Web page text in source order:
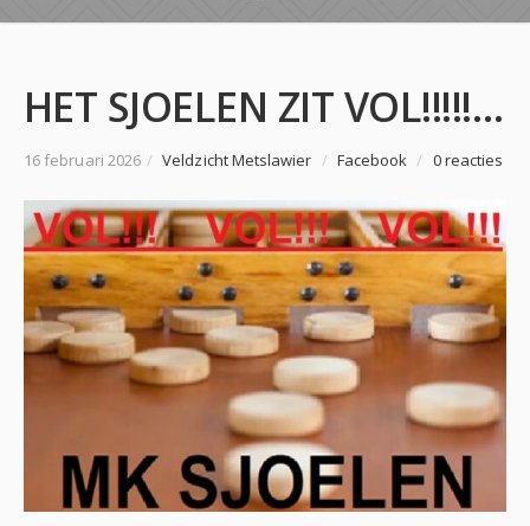
HET SJOELEN ZIT VOL!!!!! Er is geen opgave meer mogelijk voor het sjoelen van aankomende zaterdag 2…
16 februari 2026 / Veldzicht Metslawier / Facebook / 0 reacties